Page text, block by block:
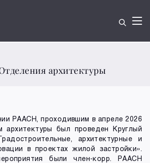
архитектуры
РААСН, проходившим в апреле 2026
архитектуры был проведен Круглый
архитектурные и
в проектах жилой застройки».
были член-корр. РААСН